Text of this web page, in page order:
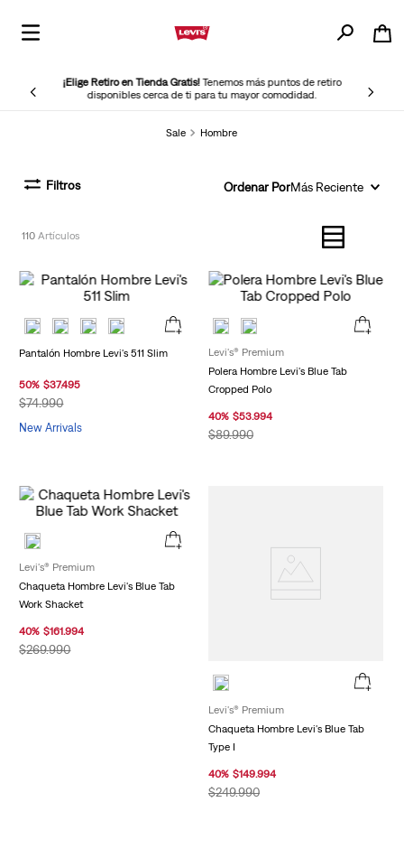
¡Elige Retiro en Tienda Gratis!Tenemos más puntos de retiro
disponibles cerca de ti para tu mayor comodidad.
Sale Hombre
Filtros Ordenar PorMás Reciente
110
Pantalón Hombre Levi's 511 Slim
50% $37.495
$74.990
New Arrivals
Levi's® Premium
Polera Hombre Levi's Blue Tab
Cropped Polo
40% $53.994
$89.990
Levi's® Premium
Chaqueta Hombre Levi's Blue Tab
Work Shacket
40% $161.994
$269.990
Levi's® Premium
Chaqueta Hombre Levi's Blue Tab
Type I
40% $149.994
$249.990